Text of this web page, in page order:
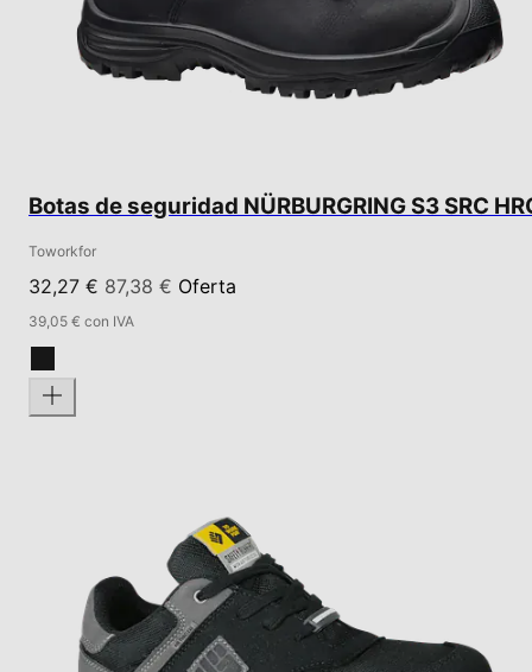
Botas de seguridad NÜRBURGRING S3 SRC
Toworkfor
32,27 € 87,38 € Oferta
39,05 € con IVA